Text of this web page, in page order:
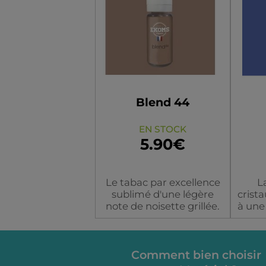
Dosage
Flacon
Blend 44
EN STOCK
5.90€
Le tabac par excellence
sublimé d'une légère
note de noisette grillée.
à
très
Comment bien choisir